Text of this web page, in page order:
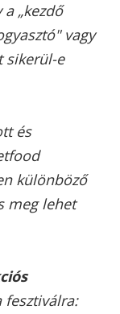
„kezdő
vagy
sikerül-e
és
különböző
meg lehet